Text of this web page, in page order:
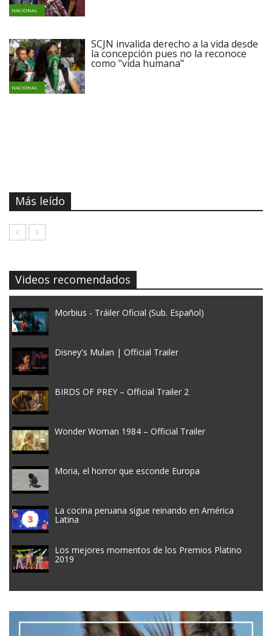
NACIONAL
NACIONAL
SCJN invalida derecho a la vida desde
la concepción pues no la reconoce
como "vida humana"
Más leído
Videos recomendados
Morbius - Tráiler Oficial (Sub. Español)
Disney's Mulan | Official Trailer
BIRDS OF PREY – Official Trailer 2
Wonder Woman 1984 – Official Trailer
Moria, el horror que esconde Europa
La cocina peruana sigue reinando en América
Latina
Los mejores momentos de los Premios Platino
2019